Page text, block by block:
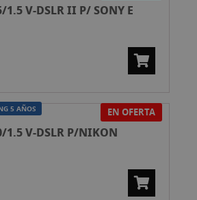
1.5 V-DSLR II P/ SONY E
5 AÑOS EN OFERTA
1.5 V-DSLR P/NIKON